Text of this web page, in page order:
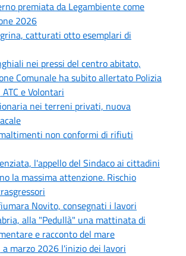
premiata da Legambiente come
2026
catturati otto esemplari di
nei pressi del centro abitato,
Comunale ha subito allertato Polizia
e Volontari
nei terreni privati, nuova
non conformi di rifiuti
l'appello del Sindaco ai cittadini
la massima attenzione. Rischio
Novito, consegnati i lavori
alla "Pedullà" una mattinata di
e racconto del mare
a marzo 2026 l'inizio dei lavori